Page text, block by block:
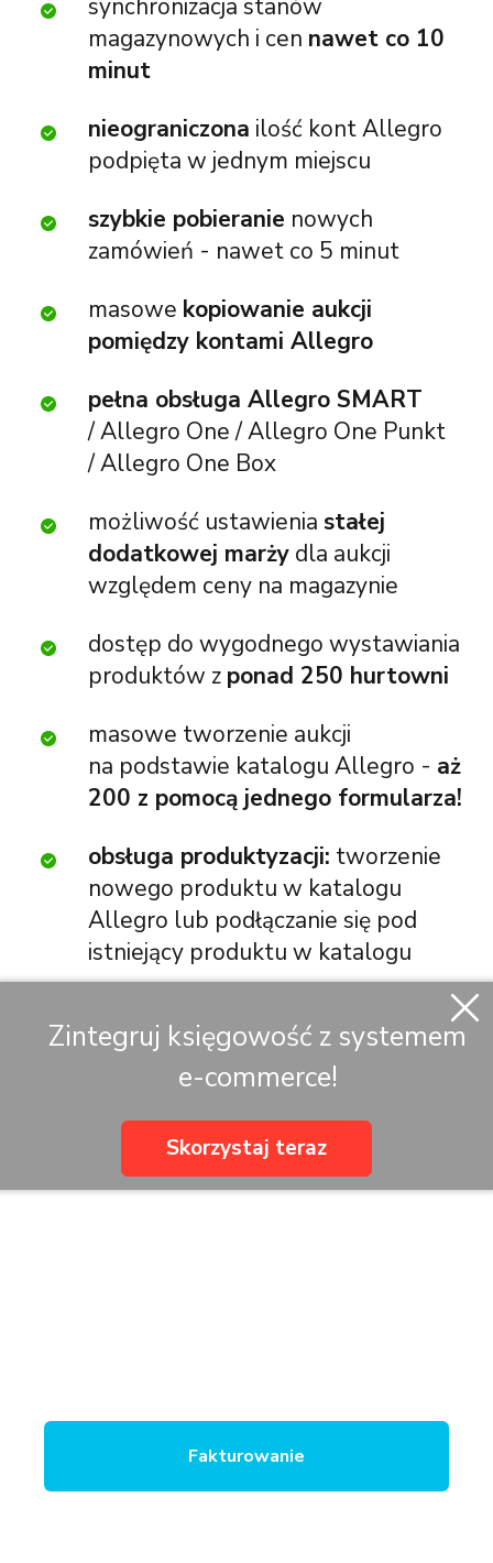
synchronizacja stanów
magazynowych i cen nawet co 10
minut
nieograniczona ilość kont Allegro
podpięta w jednym miejscu
szybkie pobieranie nowych
zamówień - nawet co 5 minut
masowe kopiowanie aukcji
pomiędzy kontami Allegro
pełna obsługa Allegro SMART
/ Allegro One / Allegro One Punkt
/ Allegro One Box
możliwość ustawienia stałej
dodatkowej marży dla aukcji
względem ceny na magazynie
dostęp do wygodnego wystawiania
produktów z ponad 250 hurtowni
masowe tworzenie aukcji
na podstawie katalogu Allegro - aż
200 z pomocą jednego formularza!
obsługa produktyzacji: tworzenie
nowego produktu w katalogu
Allegro lub podłączanie się pod
istniejący produktu w katalogu
Zintegruj księgowość z systemem
e-commerce!
Skorzystaj teraz
Fakturowanie